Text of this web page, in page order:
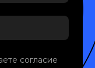
согласие